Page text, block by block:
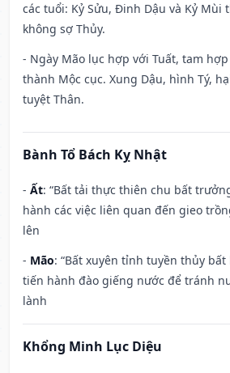
các tuổi: Kỷ Sửu, Đinh Dậu và Kỷ Mùi
không sợ Thủy.
- Ngày Mão lục hợp với Tuất, tam
thành Mộc cục. Xung Dậu, hình Tý,
tuyệt Thân.
Bành Tổ Bách Kỵ Nhật
- Ất: “Bất tải thực thiên chu bất
hành các việc liên quan đến gieo
lên
- Mão: “Bất xuyên tỉnh tuyền thủy
tiến hành đào giếng nước để tránh
lành
Khổng Minh Lục Diệu